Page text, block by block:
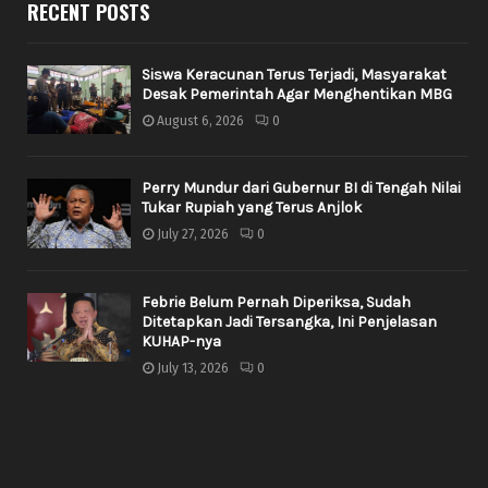
RECENT POSTS
Siswa Keracunan Terus Terjadi, Masyarakat
Desak Pemerintah Agar Menghentikan MBG
August 6, 2026 0
Perry Mundur dari Gubernur BI di Tengah Nilai
Tukar Rupiah yang Terus Anjlok
July 27, 2026 0
Febrie Belum Pernah Diperiksa, Sudah
Ditetapkan Jadi Tersangka, Ini Penjelasan
KUHAP-nya
July 13, 2026 0